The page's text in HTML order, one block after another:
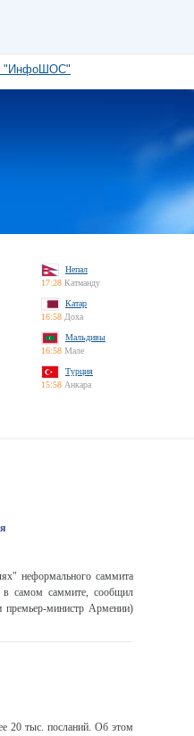
"ИнфоШОС"
Непал
17:28 Катманду
Катар
16:58 Доха
Мальдивы
16:58 Мале
Турция
15:58 Анкара
неформального саммита
самом саммите, сообщил
премьер-министр Армении)
20 тыс. посланий. Об этом